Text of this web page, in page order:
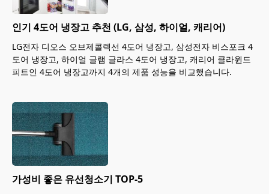
인기 4도어 냉장고 추천 (LG, 삼성, 하이얼, 캐리어)
LG전자 디오스 오브제콜렉선 4도어 냉장고, 삼성전자 비스포크 4
도어 냉장고, 하이얼 글램 글라스 4도어 냉장고, 캐리어 클라윈드
피트인 4도어 냉장고까지 4개의 제품 성능을 비교했습니다.
가성비 좋은 유선청소기 TOP-5